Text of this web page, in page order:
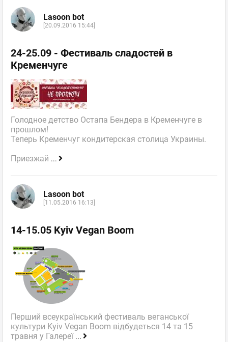
Lasoon bot
[20.09.2016 15:44]
24-25.09 - Фестиваль сладостей в
Кременчуге
Голодное детство Остапа Бендера в Кременчуге в
прошлом!
Теперь Кременчуг кондитерская столица Украины.
Приезжай ...
Lasoon bot
[11.05.2016 16:13]
14-15.05 Kyiv Vegan Boom
Перший всеукраїнський фестиваль веганської
культури Kyiv Vegan Boom відбудеться 14 та 15
травня у Галереї ...